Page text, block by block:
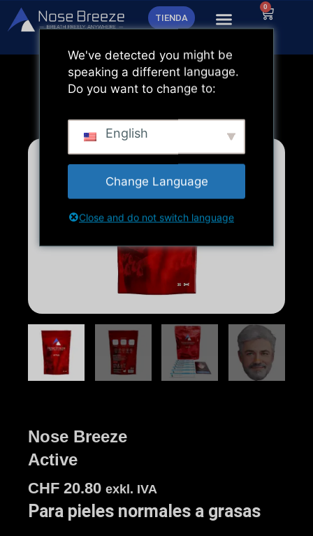
TIENDA
0
Carrito
Nose Breeze
Active
CHF 20.80 exkl. IVA
Para pieles normales a grasas
We've detected you might be
speaking a different language.
Do you want to change to:
English
Change Language
Close and do not switch language